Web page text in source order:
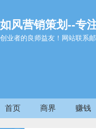
如风营销策划--专
创业者的良师益友！网站联系
首页 商界 赚钱